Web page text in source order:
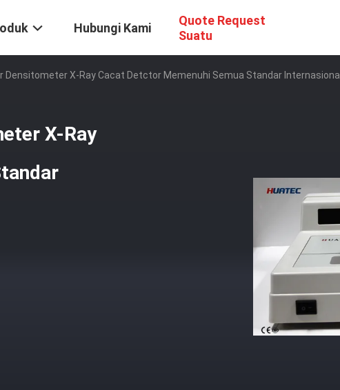
Hubungi Kami
Quote Request
Suatu
Densitometer X-Ray Cacat Detctor Memenuhi Semua Standar Internasional
X-Ray